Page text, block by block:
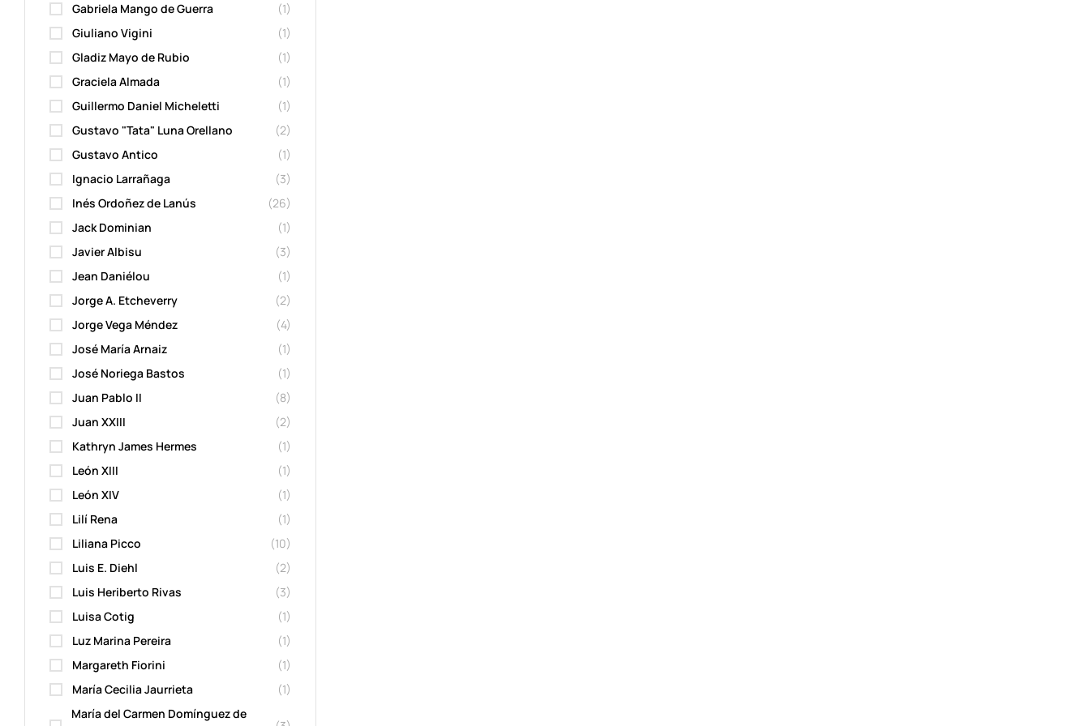
Gabriela Mango de Guerra
(1)
Giuliano Vigini
(1)
Gladiz Mayo de Rubio
(1)
Graciela Almada
(1)
Guillermo Daniel Micheletti
(1)
Gustavo "Tata" Luna Orellano
(2)
Gustavo Antico
(1)
Ignacio Larrañaga
(3)
Inés Ordoñez de Lanús
(26)
Jack Dominian
(1)
Javier Albisu
(3)
Jean Daniélou
(1)
Jorge A. Etcheverry
(2)
Jorge Vega Méndez
(4)
José María Arnaiz
(1)
José Noriega Bastos
(1)
Juan Pablo II
(8)
Juan XXIII
(2)
Kathryn James Hermes
(1)
León XIII
(1)
León XIV
(1)
Lilí Rena
(1)
Liliana Picco
(10)
Luis E. Diehl
(2)
Luis Heriberto Rivas
(3)
Luisa Cotig
(1)
Luz Marina Pereira
(1)
Margareth Fiorini
(1)
María Cecilia Jaurrieta
(1)
María del Carmen Domínguez de